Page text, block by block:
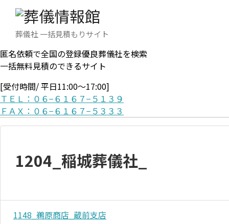
葬儀社 一括見積もりサイト
匿名依頼で全国の登録優良葬儀社を検索
一括無料見積のできるサイト
[受付時間/ 平日11:00〜17:00]
ＴＥＬ：０６−６１６７−５１３９
ＦＡＸ：０６−６１６７−５３３３
1204_稲城葬儀社_
1148_鵜原商店_蔵前支店